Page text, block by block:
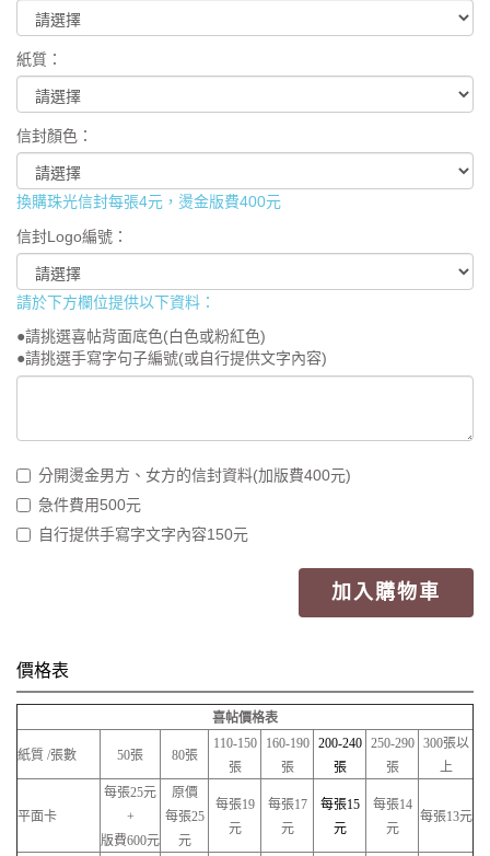
紙質：
信封顏色：
換購珠光信封每張4元，燙金版費400元
信封Logo編號：
請於下方欄位提供以下資料：
●請挑選喜帖背面底色(白色或粉紅色)
分開燙金男方、女方的信封資料(加版費400元)
急件費用500元
自行提供手寫字文字內容150元
加入購物車
價格表
喜帖價格表
紙質 /張數 50張 80張
110-150
張
160-190
張
200-240
張
250-290
張
300張以
上
平面卡
每張25元
+
版費600元
原價
每張25
元
每張19
元
每張17
元
每張15
元
每張14
元
每張13元